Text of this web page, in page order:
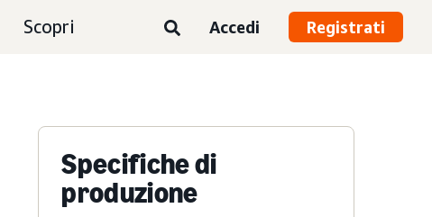
Scopri Accedi Registrati
Specifiche di
produzione